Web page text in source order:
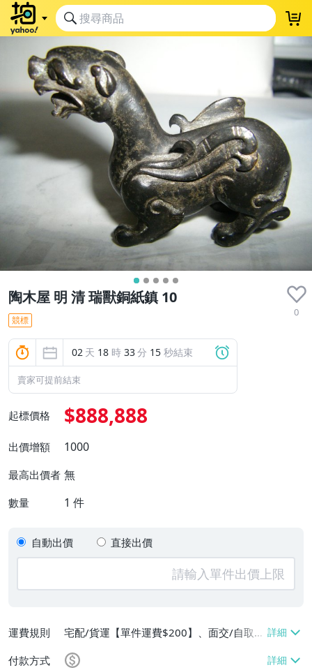
陶木屋 明 清 瑞獸銅紙鎮 10
0
競標
02 天 18 時 33分 14 秒結束
賣家可提前結束
起標價格 $888,888
出價增額 1000
最高出價者 無
數量 1 件
自動出價 直接出價
運費規則
宅配/貨運【單件運費$200】、面交/自取/
不寄送【免運費】
付款方式